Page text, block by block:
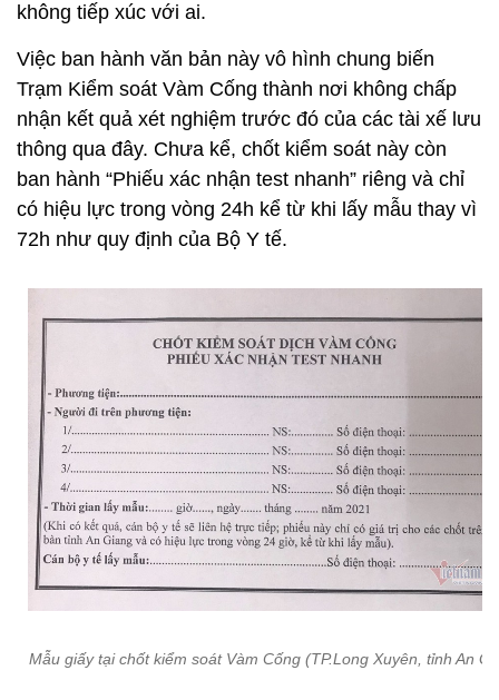
không tiếp xúc với ai.
Việc ban hành văn bản này vô hình chung biến
Trạm Kiểm soát Vàm Cống thành nơi không chấp
nhận kết quả xét nghiệm trước đó của các tài xế lưu
thông qua đây. Chưa kể, chốt kiểm soát này còn
ban hành “Phiếu xác nhận test nhanh” riêng và chỉ
có hiệu lực trong vòng 24h kể từ khi lấy mẫu thay vì
72h như quy định của Bộ Y tế.
Mẫu giấy tại chốt kiểm soát Vàm Cống (TP.Long Xuyên, tỉnh An